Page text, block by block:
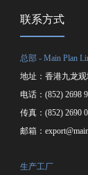
联系方式
总部 - Main Plan
地址：香港九龙
电话：(852) 2698
传真：(852) 2690
邮箱：
生产工厂